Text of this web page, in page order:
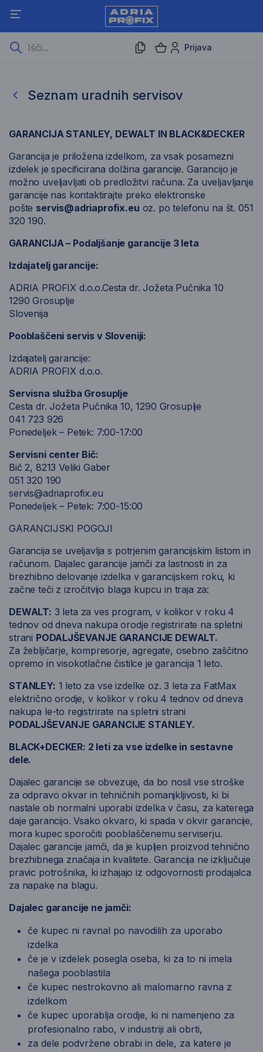
Prijava
Seznam uradnih servisov
GARANCIJA STANLEY, DEWALT IN BLACK&DECKER
Garancija je priložena izdelkom, za vsak posamezni
izdelek je specificirana dolžina garancije. Garancijo je
možno uveljavljati ob predložitvi računa. Za uveljavljanje
garancije nas kontaktirajte preko elektronske
pošte servis@adriaprofix.eu oz. po telefonu na št. 051
320 190.
GARANCIJA – Podaljšanje garancije 3 leta
Izdajatelj garancije:
ADRIA PROFIX d.o.o.Cesta dr. Jožeta Pučnika 10
1290 Grosuplje
Slovenija
Pooblaščeni servis v Sloveniji:
Izdajatelj garancije:
ADRIA PROFIX d.o.o.
Servisna služba Grosuplje
Cesta dr. Jožeta Pučnika 10, 1290 Grosuplje
041 723 926
Ponedeljek – Petek: 7:00-17:00
Servisni center Bič:
Bič 2, 8213 Veliki Gaber
051 320 190
servis@adriaprofix.eu
Ponedeljek – Petek: 7:00-15:00
GARANCIJSKI POGOJI
Garancija se uveljavlja s potrjenim garancijskim listom in
računom. Dajalec garancije jamči za lastnosti in za
brezhibno delovanje izdelka v garancijskem roku, ki
začne teči z izročitvijo blaga kupcu in traja za:
DEWALT: 3 leta za ves program, v kolikor v roku 4
tednov od dneva nakupa orodje registrirate na spletni
strani PODALJŠEVANJE GARANCIJE DEWALT.
Za žebljičarje, kompresorje, agregate, osebno zaščitno
opremo in visokotlačne čistilce je garancija 1 leto.
STANLEY: 1 leto za vse izdelke oz. 3 leta za FatMax
električno orodje, v kolikor v roku 4 tednov od dneva
nakupa le-to registrirate na spletni strani
PODALJŠEVANJE GARANCIJE STANLEY.
BLACK+DECKER: 2 leti za vse izdelke in sestavne
dele.
Dajalec garancije se obvezuje, da bo nosil vse stroške
za odpravo okvar in tehničnih pomanjkljivosti, ki bi
nastale ob normalni uporabi izdelka v času, za katerega
daje garancijo. Vsako okvaro, ki spada v okvir garancije,
mora kupec sporočiti pooblaščenemu serviserju.
Dajalec garancije jamči, da je kupljen proizvod tehnično
brezhibnega značaja in kvalitete. Garancija ne izključuje
pravic potrošnika, ki izhajajo iz odgovornosti prodajalca
za napake na blagu.
Dajalec garancije ne jamči:
če kupec ni ravnal po navodilih za uporabo
izdelka
če je v izdelek posegla oseba, ki za to ni imela
našega pooblastila
če kupec nestrokovno ali malomarno ravna z
izdelkom
če kupec uporablja orodje, ki ni namenjeno za
profesionalno rabo, v industriji ali obrti,
za dele podvržene obrabi in dele, za katere je